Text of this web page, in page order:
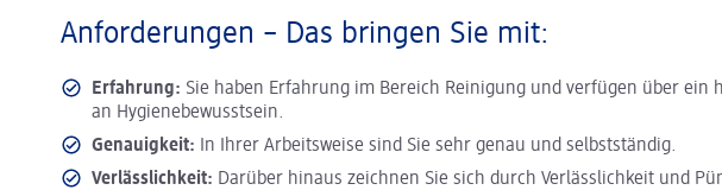
Anforderungen – Das bringen Sie mit:
Erfahrung: Sie haben Erfahrung im Bereich Reinigung und verfügen über ein
an Hygienebewusstsein.
Genauigkeit:
In Ihrer Arbeitsweise sind Sie sehr genau und selbstständig.
Verlässlichkeit: Darüber hinaus zeichnen Sie sich durch Verlässlichkeit und